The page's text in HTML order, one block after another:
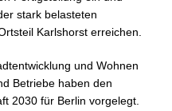
stark belasteten
Karlshorst erreichen.
und Wohnen
Betriebe haben den
2030 für Berlin vorgelegt.